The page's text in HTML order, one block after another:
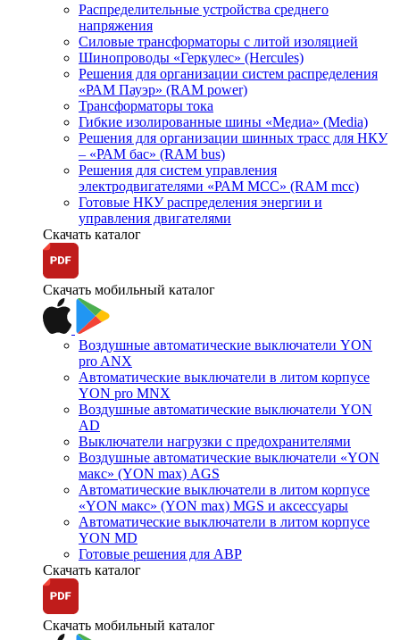
Распределительные устройства среднего
напряжения
Силовые трансформаторы с литой изоляцией
Шинопроводы «Геркулес» (Hercules)
Решения для организации систем распределения
«РАМ Пауэр» (RAM power)
Трансформаторы тока
Гибкие изолированные шины «Медиа» (Media)
Решения для организации шинных трасс для НКУ
– «РАМ бас» (RAM bus)
Решения для систем управления
электродвигателями «РАМ МСС» (RAM mcc)
Готовые НКУ распределения энергии и
управления двигателями
Скачать каталог
Скачать мобильный каталог
Воздушные автоматические выключатели YON
pro ANX
Автоматические выключатели в литом корпусе
YON pro MNX
Воздушные автоматические выключатели YON
AD
Выключатели нагрузки с предохранителями
Воздушные автоматические выключатели «YON
макс» (YON max) AGS
Автоматические выключатели в литом корпусе
«YON макс» (YON max) MGS и аксессуары
Автоматические выключатели в литом корпусе
YON MD
Готовые решения для АВР
Скачать каталог
Скачать мобильный каталог